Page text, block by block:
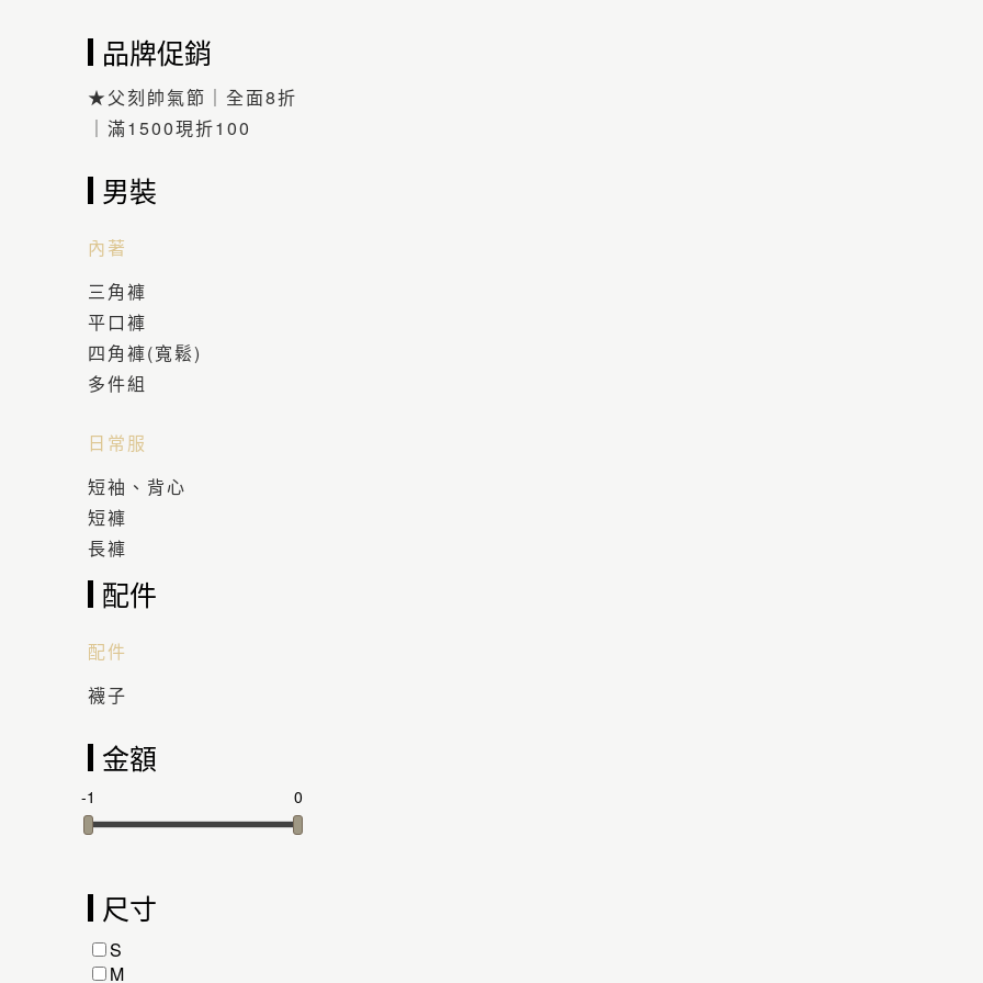
品牌促銷
★父刻帥氣節｜全面8折
｜滿1500現折100
男裝
內著
三角褲
平口褲
四角褲(寬鬆)
多件組
日常服
短袖、背心
短褲
長褲
配件
配件
襪子
金額
-1 0
尺寸
S
M